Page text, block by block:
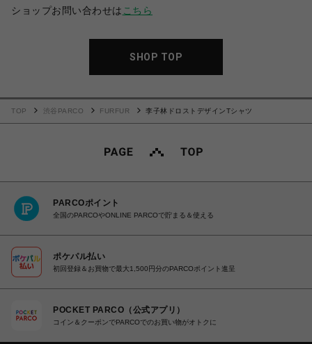
ショップお問い合わせは こちら
SHOP TOP
TOP 渋谷PARCO FURFUR 李子林ドロストデザインTシャツ
PARCOポイント
全国のPARCOやONLINE PARCOで貯まる＆使える
ポケパル払い
初回登録＆お買物で最大1,500円分のPARCOポイント進呈
POCKET PARCO（公式アプリ）
コイン＆クーポンでPARCOでのお買い物がオトクに